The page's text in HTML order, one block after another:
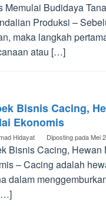
Memulai Budidaya
Produksi –
maka langkah
atau […]
Bisnis Cacing,
Ekonomis
Hidayat Diposting padaMei
Bisnis Cacing,
– Cacing adalah
dalam